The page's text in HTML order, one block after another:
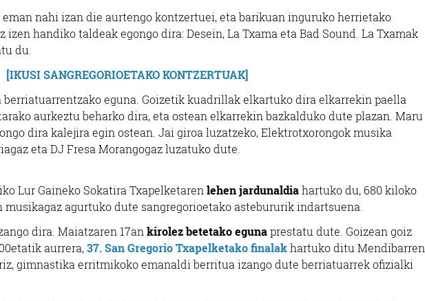
nahi izan die aurtengo kontzertuei, eta barikuan inguruko herrietako
handiko taldeak egongo dira: Desein, La Txama eta Bad Sound. La Txamak
du.
[IKUSI SANGREGORIOETAKO KONTZERTUAK]
berriatuarrentzako eguna. Goizetik kuadrillak elkartuko dira elkarrekin paella
aurkeztu beharko dira, eta ostean elkarrekin bazkalduko dute plazan. Maru
dira kalejira egin ostean. Jai giroa luzatzeko, Elektrotxorongok musika
eta DJ Fresa Morangogaz luzatuko dute.
Lur Gaineko Sokatira Txapelketaren lehen jardunaldiahartuko du, 680 kiloko
agurtuko dute sangregorioetako astebururik indartsuena.
dira. Maiatzaren 17an kirolez betetako egunaprestatu dute. Goizean goiz
aurrera,37. San Gregorio Txapelketako finalakhartuko ditu Mendibarren
gimnastika erritmikoko emanaldi berritua izango dute berriatuarrek ofizialki